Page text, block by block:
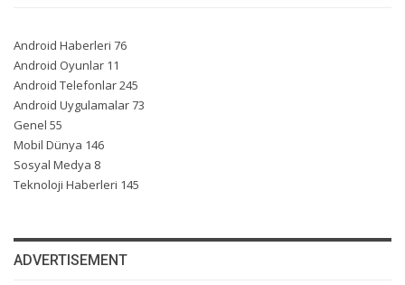
Android Haberleri 76
Android Oyunlar 11
Android Telefonlar245
Android Uygulamalar73
Genel 55
Mobil Dünya 146
Sosyal Medya 8
Teknoloji Haberleri 145
ADVERTISEMENT